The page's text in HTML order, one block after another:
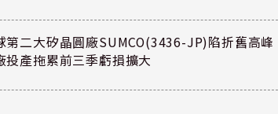
第二大矽晶圓廠SUMCO(3436-JP)陷折舊高峰
投產拖累前三季虧損擴大